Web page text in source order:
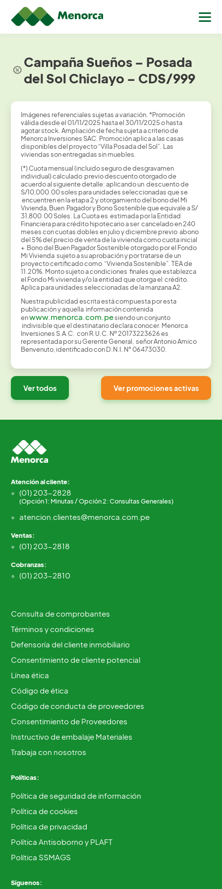
Campaña Sueños – Posada
del Sol Chiclayo – CDS/999
Imágenes referenciales sujetas a variación. *Promoción
válida desde el 01/11/2025 hasta el 30/11/2025 o hasta
agotar stock. Ampliación de fecha sujeta a criterio de
Menorca Inversiones SAC. Promoción aplica a las casas
disponibles del proyecto “Villa Posada del Sol”. Las
viviendas son entregadas sin muebles.
(*) Cuota mensual (incluido seguro de desgravamen
individual) calculado previo descuento otorgado de
acuerdo al siguiente detalle: aplicando un descuento de
S/10,000.00 soles para unidades seleccionadas que se
encuentren en la etapa 2 y otorgamiento del bono del Mi
Vivienda, Buen Pagador y Bono Sostenible que equivale a S/
31,800.00 Soles. La Cuota es estimada por la Entidad
Financiera para crédito hipotecario a ser cancelado en 240
meses con cuotas dobles en julio y diciembre previo abono
del 5% del precio de venta de la vivienda como cuota inicial
+ Bono del Buen Pagador Sostenible otorgado por el Fondo
Mi Vivienda sujeto a su aprobación y por tratarse de un
proyecto certificado como “Vivienda Sostenible”. TEA de
11.20%. Monto sujeto a condiciones finales que establezca
el Fondo Mi vivienda y/o la entidad que otorga el crédito.
Aplica para unidades seleccionadas de la manzana A2.
Nuestra publicidad escrita está compuesta por esta
publicación y aquella información contenida
enwww.menorca.com.pesiendo un conjunto
indivisible que el destinatario declara conocer. Menorca
Inversiones S.A.C. con R.U.C. Nº 20173223626 es
representada por su Gerente General, señor Antonio Amico
Benvenuto, identificado con D.N.I. N° 06473030.
Ver todos Ver promociones activas
Atención al cliente:
(01) 203-2828
(Opción 1: Minutas / Opción 2: Consultas Generales)
atencion.clientes@menorca.com.pe
Ventas:
(01) 203-2818
Cobranzas:
(01) 203-2810
Consulta de comprobantes
Términos y condiciones
Defensoría del cliente inmobiliario
Consentimiento de cliente potencial
Línea ética
Código de ética
Código de conducta de proveedores
Consentimiento de Proveedores
Instructivo de embalaje Materiales
Trabaja con nosotros
Políticas:
Política de seguridad de información
Política de cookies
Política de privacidad
Política Antisoborno y PLAFT
Política SSMAGS
Síguenos: